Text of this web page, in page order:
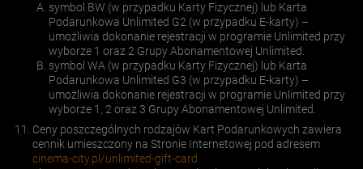
symbol BW (w przypadku Karty Fizycznej) lub Karta
Podarunkowa Unlimited G2 (w przypadku E-karty) –
umożliwia dokonanie rejestracji w programie Unlimited przy
wyborze 1 oraz 2 Grupy Abonamentowej Unlimited.
symbol WA (w przypadku Karty Fizycznej) lub Karta
Podarunkowa Unlimited G3 (w przypadku E-karty) –
umożliwia dokonanie rejestracji w programie Unlimited przy
wyborze 1, 2 oraz 3 Grupy Abonamentowej Unlimited.
Ceny poszczególnych rodzajów Kart Podarunkowych zawiera
cennik umieszczony na Stronie Internetowej pod adresem
cinema-city.pl/unlimited-gift-card